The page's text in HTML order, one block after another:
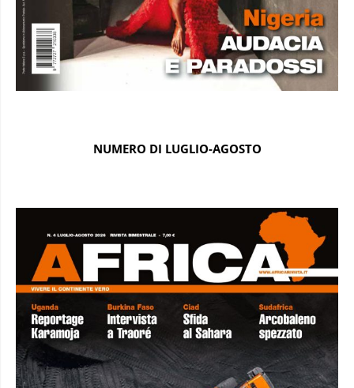
NUMERO DI LUGLIO-AGOSTO